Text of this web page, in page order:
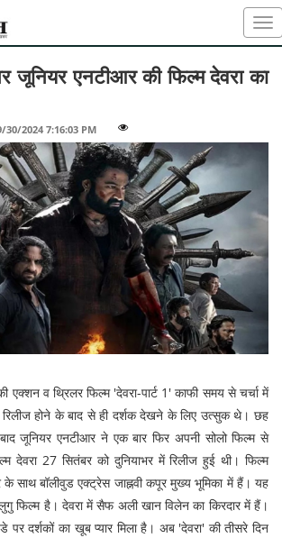
जूनियर एनटीआर की फिल्म देवरा का
30/2024 7:16:03 PM
की एक्शन व थ्रिलर फिल्म 'देवरा-पार्ट 1' काफी समय से चर्चा में
होने के बाद से ही दर्शक देखने के लिए उत्सुक थे। छह
जूनियर एनटीआर ने एक बार फिर अपनी सोलो फिल्म से
देवरा 27 सितंबर को दुनियाभर में रिलीज हुई थी। फिल्म
साथ बॉलीवुड एक्ट्रेस जाह्नवी कपूर मुख्य भूमिका में हैं। यह
फिल्म है। देवरा में सैफ अली खान विलेन का किरदार में हैं।
पर दर्शकों का खूब प्यार मिला है। अब 'देवरा' की तीसरे दिन